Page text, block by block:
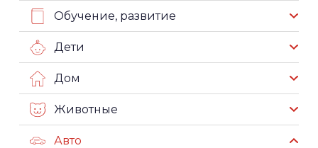
Обучение, развитие
Дети
Дом
Животные
Авто